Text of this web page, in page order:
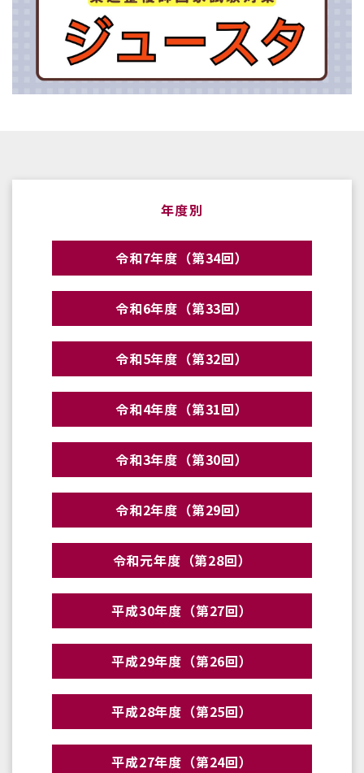
年度別
令和7年度（第34回）
令和6年度（第33回）
令和5年度（第32回）
令和4年度（第31回）
令和3年度（第30回）
令和2年度（第29回）
令和元年度（第28回）
平成30年度（第27回）
平成29年度（第26回）
平成28年度（第25回）
平成27年度（第24回）